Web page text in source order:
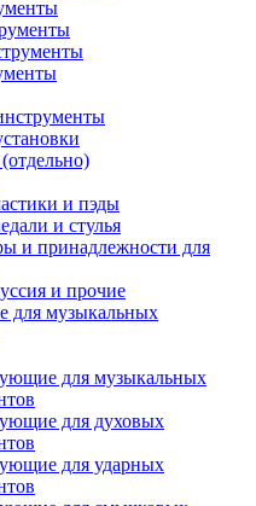
и пэды
и стулья
и принадлежности для
и прочие
для музыкальных
для музыкальных
для духовых
для ударных